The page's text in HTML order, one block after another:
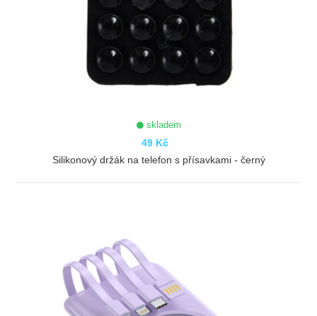
skladem
49 Kč
Silikonový držák na telefon s přísavkami - černý